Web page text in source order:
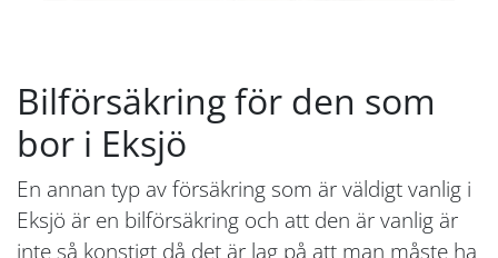
Bilförsäkring för den som
bor i Eksjö
En annan typ av försäkring som är väldigt vanlig i
Eksjö är en bilförsäkring och att den är vanlig är
inte så konstigt då det är lag på att man måste ha